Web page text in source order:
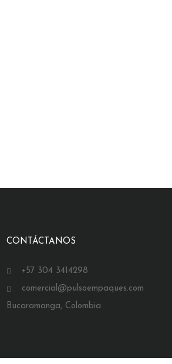
CONTÁCTANOS
+57 304 3414298
comercial@pulsoempaques.com
Bucaramanga, Colombia